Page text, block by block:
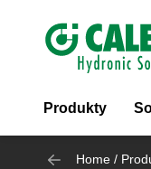
Header
Produkty
Home /